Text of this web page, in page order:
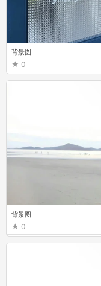
背景图
0
背景图
0